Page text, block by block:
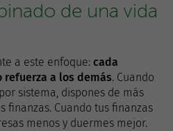
de una vida
a este enfoque: cada
a los demás. Cuando
sistema, dispones de más
finanzas. Cuando tus finanzas
menos y duermes mejor.